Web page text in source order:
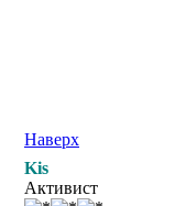
Наверх
Kis
Активист